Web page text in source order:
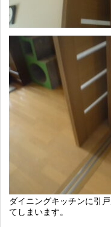
ダイニングキッチンに引
てしまいます。